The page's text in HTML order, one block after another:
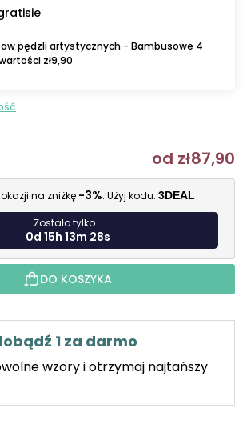
pędzli artystycznych - Bambusowe 4
zł9,90
od zł87,90
na zniżkę -3%. Użyj kodu: 3DEAL
Zostało tylko...
0d 15h 13m 27s
DO KOSZYKA
1 za darmo
wzory i otrzymaj najtańszy